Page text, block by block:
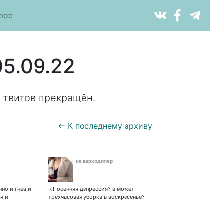
прекращён.
← К последнему архиву
и гнев,и
не наркодилер
RT осенняя депрессия? а может
трёхчасовая уборка в воскресенье?